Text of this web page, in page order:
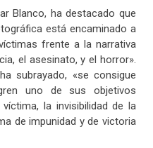
Blanco, ha destacado que
está encaminado a
frente a la narrativa
el asesinato, y el horror».
subrayado, «se consigue
uno de sus objetivos
la invisibilidad de la
de impunidad y de victoria